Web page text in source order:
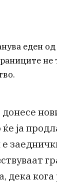
еден
не
ја
дека